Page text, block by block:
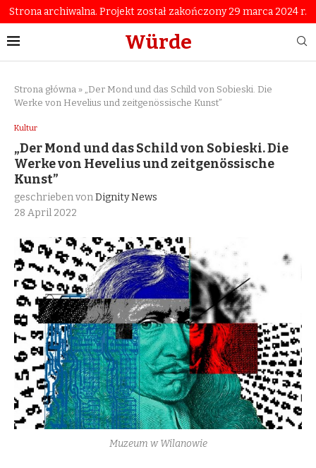
Strona archiwalna. Projekt został zakończony 29 marca 2024 r.
Würde
Strona główna » „Der Mond und das Schild von Sobieski. Die
Werke von Hevelius und zeitgenössische Kunst”
Kultur
„Der Mond und das Schild von Sobieski. Die
Werke von Hevelius und zeitgenössische
Kunst”
geschrieben vonDignity News
28 April 2022
Muzeum w Wilanowie